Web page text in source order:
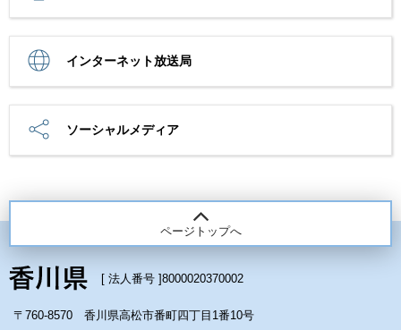
インターネット放送局
ソーシャルメディア
ページトップへ
[ 法人番号 ]8000020370002
〒760-8570 香川県高松市番町四丁目1番10号